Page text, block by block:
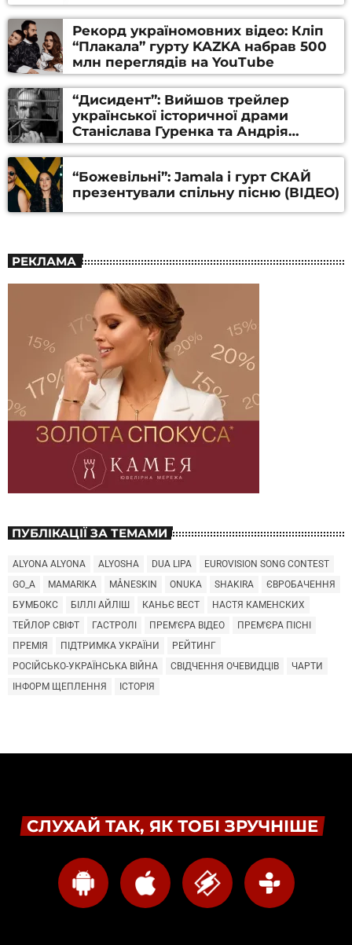
Рекорд україномовних відео: Кліп
“Плакала” гурту KAZKA набрав 500
млн переглядів на YouTube
“Дисидент”: Вийшов трейлер
української історичної драми
Станіслава Гуренка та Андрія
Алфьорова (ВІДЕО)
“Божевільні”: Jamala і гурт СКАЙ
презентували спільну пісню (ВІДЕО)
РЕКЛАМА
ПУБЛІКАЦІЇ ЗА ТЕМАМИ
ALYONA ALYONA ALYOSHA DUA LIPA
EUROVISION SONG CONTEST
GO_A
MAMARIKA MÅNESKIN ONUKA SHAKIRA
ЄВРОБАЧЕННЯ
БУМБОКС
БІЛЛІ АЙЛІШ КАНЬЄ ВЕСТ
НАСТЯ КАМЕНСКИХ
ТЕЙЛОР СВІФТ
ГАСТРОЛІ ПРЕМ'ЄРА ВІДЕО
ПРЕМ'ЄРА ПІСНІ
ПРЕМІЯ
ПІДТРИМКА УКРАЇНИ
РЕЙТИНГ
РОСІЙСЬКО-УКРАЇНСЬКА ВІЙНА
СВІДЧЕННЯ ОЧЕВИДЦІВ
ЧАРТИ
ІНФОРМ ЩЕПЛЕННЯ
ІСТОРІЯ
СЛУХАЙ ТАК, ЯК ТОБІ ЗРУЧНІШЕ